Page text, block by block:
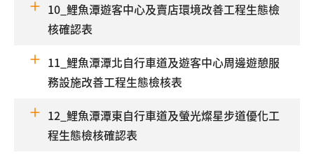
10_鯉魚潭遊客中心及賣店環境改善工程生態檢
核確認表
11_鯉魚潭潭北自行車道及遊客中心周邊遊憩服
務設施改善工程生態檢核表
12_鯉魚潭潭東自行車道及螢光燦星步道優化工
程生態檢核確認表